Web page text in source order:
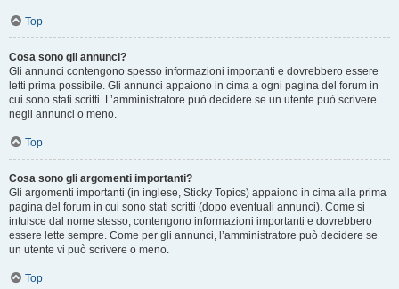
Top
Cosa sono gli annunci?
Gli annunci contengono spesso informazioni importanti e dovrebbero essere
letti prima possibile. Gli annunci appaiono in cima a ogni pagina del forum in
cui sono stati scritti. L’amministratore può decidere se un utente può scrivere
negli annunci o meno.
Top
Cosa sono gli argomenti importanti?
Gli argomenti importanti (in inglese, Sticky Topics) appaiono in cima alla prima
pagina del forum in cui sono stati scritti (dopo eventuali annunci). Come si
intuisce dal nome stesso, contengono informazioni importanti e dovrebbero
essere lette sempre. Come per gli annunci, l’amministratore può decidere se
un utente vi può scrivere o meno.
Top